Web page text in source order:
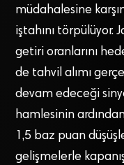
müdahalesine
iştahını törpülüyor.
getiri oranlarını
de tahvil alımı
devam edeceği
hamlesinin
1,5 baz puan
gelişmelerle